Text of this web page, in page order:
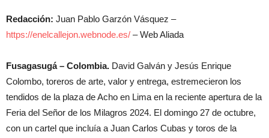
Redacción: Juan Pablo Garzón Vásquez –
https://enelcallejon.webnode.es/ – Web Aliada
Fusagasugá – Colombia. David Galván y Jesús Enrique
Colombo, toreros de arte, valor y entrega, estremecieron los
tendidos de la plaza de Acho en Lima en la reciente apertura de la
Feria del Señor de los Milagros 2024. El domingo 27 de octubre,
con un cartel que incluía a Juan Carlos Cubas y toros de la